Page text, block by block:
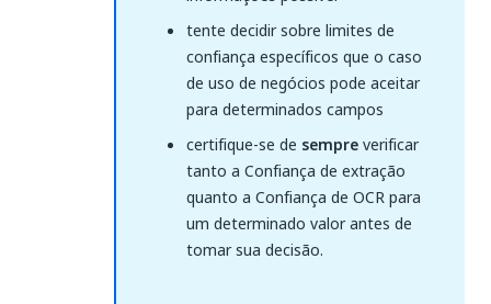
tente decidir sobre limites de
confiança específicos que o caso
de uso de negócios pode aceitar
para determinados campos
certifique-se de sempreverificar
tanto a Confiança de extração
quanto a Confiança de OCR para
um determinado valor antes de
tomar sua decisão.